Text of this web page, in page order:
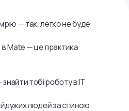
— так, легко не буде
Mate — це практика
знайти тобі роботу в ІТ
людей за спиною